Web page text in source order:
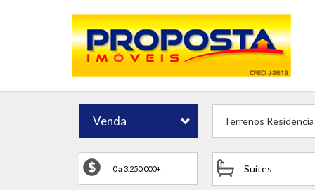
Venda Terrenos
Suítes